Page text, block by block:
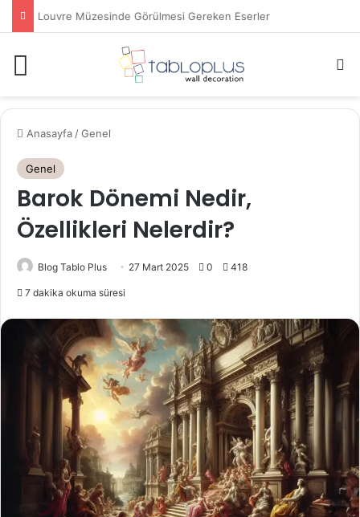
Louvre Müzesinde Görülmesi Gereken Eserler
Anasayfa /Genel
Genel
Barok Dönemi Nedir,
Özellikleri Nelerdir?
Blog Tablo Plus 27 Mart 2025 0 418
7 dakika okuma süresi